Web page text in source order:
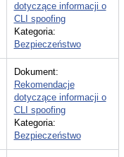
dotyczące informacji o
CLI spoofing
Kategoria:
Bezpieczeństwo
Dokument:
Rekomendacje
dotyczące informacji o
CLI spoofing
Kategoria:
Bezpieczeństwo